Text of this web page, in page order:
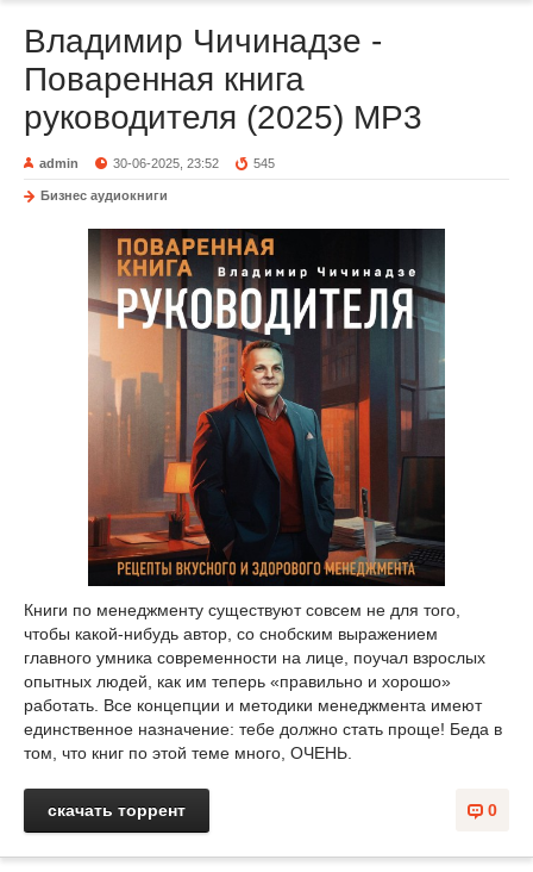
Владимир Чичинадзе -
Поваренная книга
руководителя (2025) МР3
admin 30-06-2025, 23:52 545
Бизнес аудиокниги
Книги по менеджменту существуют совсем не для того,
чтобы какой-нибудь автор, со снобским выражением
главного умника современности на лице, поучал взрослых
опытных людей, как им теперь «правильно и хорошо»
работать. Все концепции и методики менеджмента имеют
единственное назначение: тебе должно стать проще! Беда в
том, что книг по этой теме много, ОЧЕНЬ.
0
скачать торрент